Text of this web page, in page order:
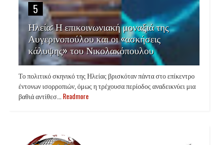
5
Ηλεία: Η επικοινωνιακή μοναξιά της
Αυγερινοπούλου και οι «ασκήσεις
κάλυψης» του Νικολακόπουλου
Το πολιτικό σκηνικό της Ηλείας βρισκόταν πάντα στο επίκεντρο
έντονων ισορροπιών, όμως η τρέχουσα περίοδος αναδεικνύει μια
βαθιά αντίθεσ... Readmore